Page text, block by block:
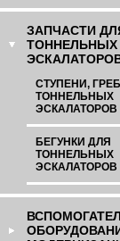
ЗАПЧАСТИ
ТОННЕЛЬНЫХ
СТУПЕНИ,
ТОННЕЛЬНЫХ
ЭСКАЛАТОРОВ
БЕГУНКИ ДЛЯ
ТОННЕЛЬНЫХ
ЭСКАЛАТОРОВ